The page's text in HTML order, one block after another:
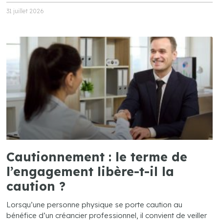
31 juillet 2026
Cautionnement : le terme de
l’engagement libère-t-il la
caution ?
Lorsqu’une personne physique se porte caution au
bénéfice d’un créancier professionnel, il convient de veiller